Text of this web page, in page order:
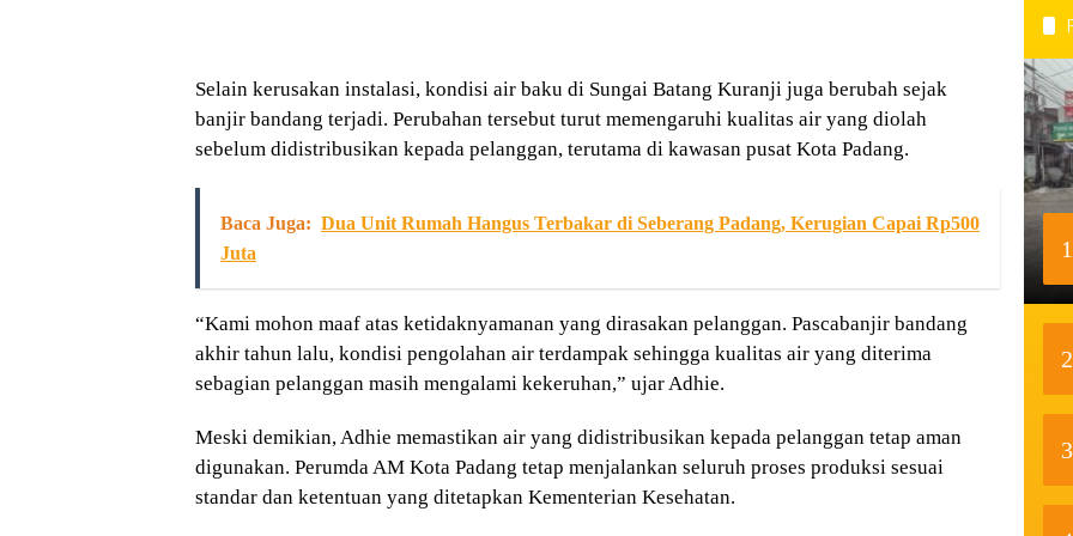
Selain kerusakan instalasi, kondisi air baku di Sungai Batang Kuranji juga berubah sejak
banjir bandang terjadi. Perubahan tersebut turut memengaruhi kualitas air yang diolah
sebelum didistribusikan kepada pelanggan, terutama di kawasan pusat Kota Padang.
Baca Juga: Dua Unit Rumah Hangus Terbakar di Seberang Padang, Kerugian Capai Rp500
Juta
“Kami mohon maaf atas ketidaknyamanan yang dirasakan pelanggan. Pascabanjir bandang
akhir tahun lalu, kondisi pengolahan air terdampak sehingga kualitas air yang diterima
sebagian pelanggan masih mengalami kekeruhan,” ujar Adhie.
Meski demikian, Adhie memastikan air yang didistribusikan kepada pelanggan tetap aman
digunakan. Perumda AM Kota Padang tetap menjalankan seluruh proses produksi sesuai
standar dan ketentuan yang ditetapkan Kementerian Kesehatan.
1
2
3